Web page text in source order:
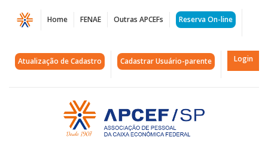
Página
Eventos
APCEF-
Home FENAE Outras APCEFs Reserva On-line
Atualização de Cadastro Cadastrar Usuário-parente Login
Acessar
página
inicial